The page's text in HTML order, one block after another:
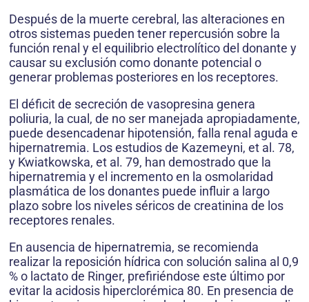
Después de la muerte cerebral, las alteraciones en
otros sistemas pueden tener repercusión sobre la
función renal y el equilibrio electrolítico del donante y
causar su exclusión como donante potencial o
generar problemas posteriores en los receptores.
El déficit de secreción de vasopresina genera
poliuria, la cual, de no ser manejada apropiadamente,
puede desencadenar hipotensión, falla renal aguda e
hipernatremia. Los estudios de Kazemeyni, et al. 78,
y Kwiatkowska, et al. 79, han demostrado que la
hipernatremia y el incremento en la osmolaridad
plasmática de los donantes puede influir a largo
plazo sobre los niveles séricos de creatinina de los
receptores renales.
En ausencia de hipernatremia, se recomienda
realizar la reposición hídrica con solución salina al 0,9
% o lactato de Ringer, prefiriéndose este último por
evitar la acidosis hiperclorémica 80. En presencia de